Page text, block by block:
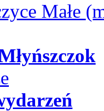
Małe